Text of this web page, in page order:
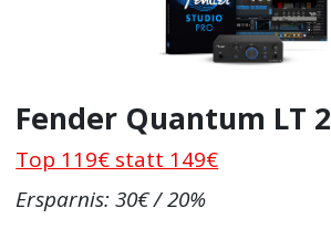
Fender Quantum LT 2
Top 119€ statt 149€
Ersparnis: 30€ / 20%